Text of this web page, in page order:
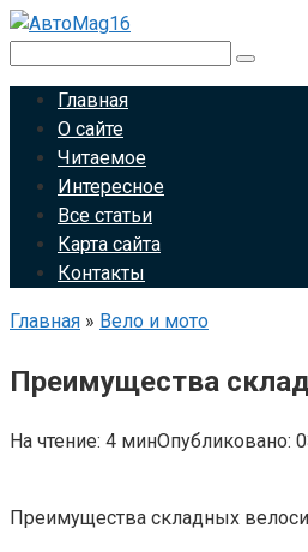
Перейти
Главная
О сайте
Читаемое
Интересное
Все статьи
Карта сайта
Контакты
Главная » Вело и мото
Преимущества
На чтение: 4 минОпубликовано:
Преимущества складных